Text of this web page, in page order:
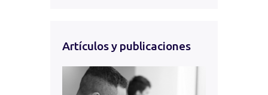
Artículos y publicaciones